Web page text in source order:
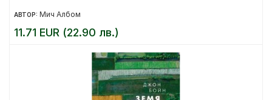
АВТОР: Мич Албом
11.71 EUR (22.90 лв.)